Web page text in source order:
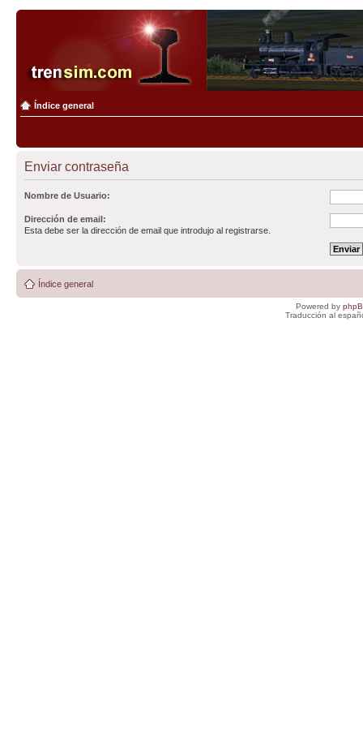
Índice general
Enviar contraseña
Nombre de Usuario:
Dirección de email:
Esta debe ser la dirección de email que introdujo al registrarse.
Índice general
Powered by
Traducción al